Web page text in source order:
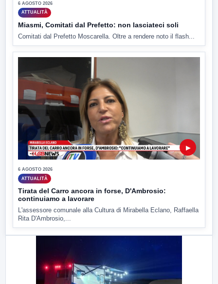
6 AGOSTO 2026
ATTUALITÀ
Miasmi, Comitati dal Prefetto: non lasciateci soli
Comitati dal Prefetto Moscarella. Oltre a rendere noto il flash...
▶
6 AGOSTO 2026
ATTUALITÀ
Tirata del Carro ancora in forse, D'Ambrosio:
continuiamo a lavorare
L'assessore comunale alla Cultura di Mirabella Eclano, Raffaella
Rita D'Ambrosio,...